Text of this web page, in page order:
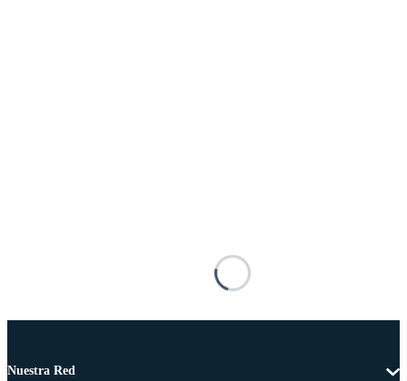
Nuestra Red